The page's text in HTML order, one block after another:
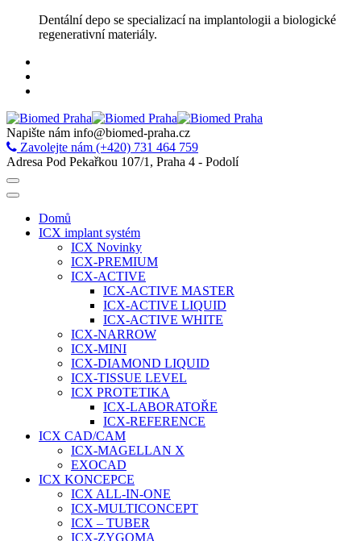
Dentální depo se specializací na implantologii a biologické
regenerativní materiály.
Napište nám info@biomed-praha.cz
Zavolejte nám (+420) 731 464 759
Adresa Pod Pekařkou 107/1, Praha 4 - Podolí
Domů
ICX implant systém
ICX Novinky
ICX-PREMIUM
ICX-ACTIVE
ICX-ACTIVE MASTER
ICX-ACTIVE LIQUID
ICX-ACTIVE WHITE
ICX-NARROW
ICX-MINI
ICX-DIAMOND LIQUID
ICX-TISSUE LEVEL
ICX PROTETIKA
ICX-LABORATOŘE
ICX-REFERENCE
ICX CAD/CAM
ICX-MAGELLAN X
EXOCAD
ICX KONCEPCE
ICX ALL-IN-ONE
ICX-MULTICONCEPT
ICX – TUBER
ICX-ZYGOMA